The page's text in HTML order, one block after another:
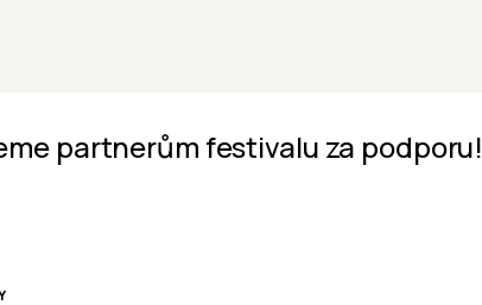
partnerům festivalu za podporu!